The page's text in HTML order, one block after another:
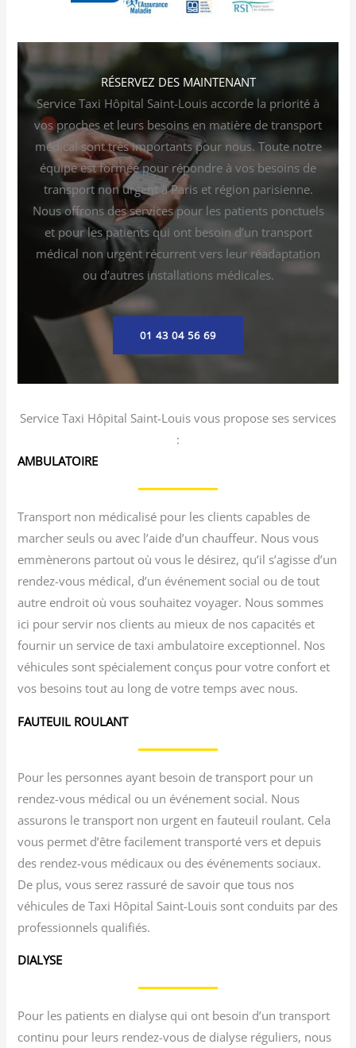
RÉSERVEZ DES MAINTENANT
Service Taxi Hôpital Saint-Louis accorde la priorité à
vos proches et leurs besoins en matière de transport
médical sont très importants pour nous. Toute notre
équipe est formée pour répondre à vos besoins de
transport non urgent à Paris et région parisienne.
Nous offrons des services pour les patients ponctuels
et pour les patients qui ont besoin d’un transport
médical non urgent récurrent vers leur réadaptation
ou d’autres installations médicales.
01 43 04 56 69
Service Taxi Hôpital Saint-Louis vous propose ses services
:
AMBULATOIRE
Transport non médicalisé pour les clients capables de
marcher seuls ou avec l’aide d’un chauffeur. Nous vous
emmènerons partout où vous le désirez, qu’il s’agisse d’un
rendez-vous médical, d’un événement social ou de tout
autre endroit où vous souhaitez voyager. Nous sommes
ici pour servir nos clients au mieux de nos capacités et
fournir un service de taxi ambulatoire exceptionnel. Nos
véhicules sont spécialement conçus pour votre confort et
vos besoins tout au long de votre temps avec nous.
FAUTEUIL ROULANT
Pour les personnes ayant besoin de transport pour un
rendez-vous médical ou un événement social. Nous
assurons le transport non urgent en fauteuil roulant. Cela
vous permet d’être facilement transporté vers et depuis
des rendez-vous médicaux ou des événements sociaux.
De plus, vous serez rassuré de savoir que tous nos
véhicules de Taxi Hôpital Saint-Louis sont conduits par des
professionnels qualifiés.
DIALYSE
Pour les patients en dialyse qui ont besoin d’un transport
continu pour leurs rendez-vous de dialyse réguliers, nous